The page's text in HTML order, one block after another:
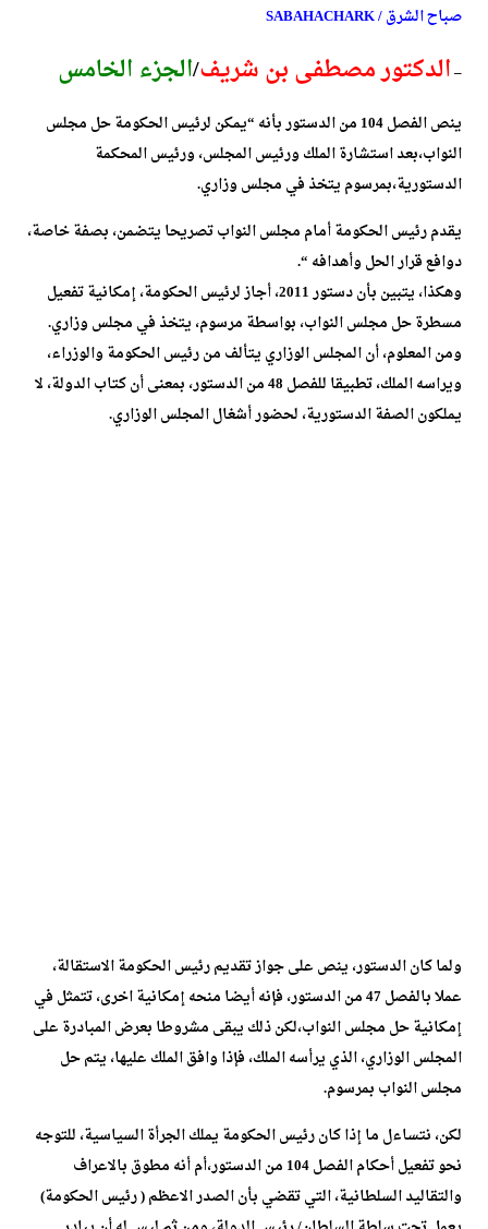
صباح الشرق / SABAHACHARK
–الدكتور مصطفى بن شريف/الجزء الخامس
ينص الفصل 104 من الدستور بأنه “يمكن لرئيس الحكومة حل مجلس
النواب،بعد استشارة الملك ورئيس المجلس، ورئيس المحكمة
الدستورية،بمرسوم يتخذ في مجلس وزاري.
يقدم رئيس الحكومة أمام مجلس النواب تصريحا يتضمن، بصفة خاصة،
دوافع قرار الحل وأهدافه “.
وهكذا، يتبين بأن دستور 2011، أجاز لرئيس الحكومة، إمكانية تفعيل
مسطرة حل مجلس النواب، بواسطة مرسوم، يتخذ في مجلس وزاري.
ومن المعلوم، أن المجلس الوزاري يتألف من رئيس الحكومة والوزراء،
ويراسه الملك، تطبيقا للفصل 48 من الدستور، بمعنى أن كتاب الدولة، لا
يملكون الصفة الدستورية، لحضور أشغال المجلس الوزاري.
ولما كان الدستور، ينص على جواز تقديم رئيس الحكومة الاستقالة،
عملا بالفصل 47 من الدستور، فإنه أيضا منحه إمكانية اخرى، تتمثل في
إمكانية حل مجلس النواب،لكن ذلك يبقى مشروطا بعرض المبادرة على
المجلس الوزاري، الذي يرأسه الملك، فإذا وافق الملك عليها، يتم حل
مجلس النواب بمرسوم.
لكن، نتساءل ما إذا كان رئيس الحكومة يملك الجرأة السياسية، للتوجه
نحو تفعيل أحكام الفصل 104 من الدستور،أم أنه مطوق بالاعراف
والتقاليد السلطانية، التي تقضي بأن الصدر الاعظم ( رئيس الحكومة)